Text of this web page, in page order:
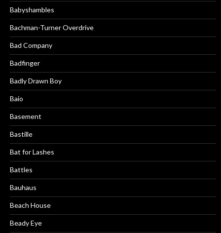
Babyshambles
Bachman-Turner Overdrive
Bad Company
Badfinger
Badly Drawn Boy
Baio
Basement
Bastille
Bat for Lashes
Battles
Bauhaus
Beach House
Beady Eye